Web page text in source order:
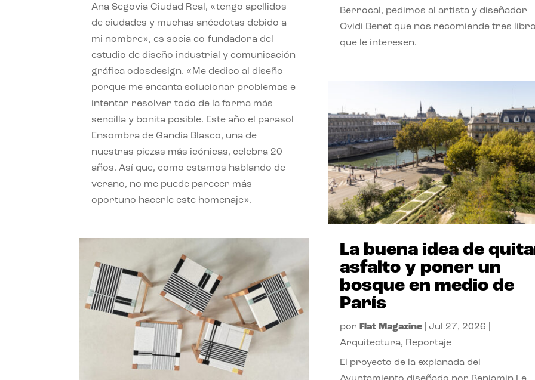
Ana Segovia Ciudad Real, «tengo apellidos
de ciudades y muchas anécdotas debido a
mi nombre», es socia co-fundadora del
estudio de diseño industrial y comunicación
gráfica odosdesign. «Me dedico al diseño
porque me encanta solucionar problemas e
intentar resolver todo de la forma más
sencilla y bonita posible. Este año el parasol
Ensombra de Gandia Blasco, una de
nuestras piezas más icónicas, celebra 20
años. Así que, como estamos hablando de
verano, no me puede parecer más
oportuno hacerle este homenaje».
Berrocal, pedimos al artista y diseñador
Ovidi Benet que nos recomiende tres
que le interesen.
La buena idea de
asfalto y poner un
bosque en medio de
París
por Flat Magazine| Jul 27, 2026
Arquitectura, Reportaje
El proyecto de la explanada del